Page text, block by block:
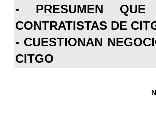
- PRESUMEN
CONTRATISTAS DE
- CUESTIONAN
CITGO